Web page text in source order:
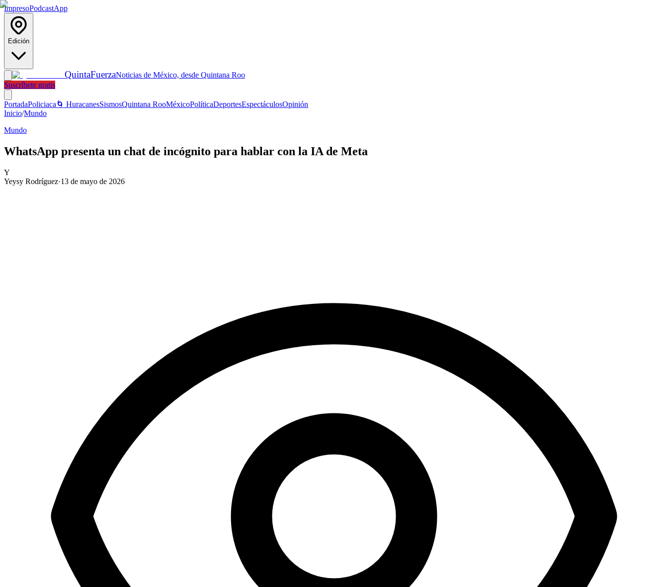
ImpresoPodcastApp
Edición
QuintaFuerzaNoticias de México, desde Quintana Roo
Suscríbete gratis
PortadaPoliciaca 🌀 HuracanesSismosQuintana RooMéxicoPolíticaDeportesEspectáculosOpinión
Inicio/Mundo
Mundo
WhatsApp presenta un chat de incógnito para hablar con la IA de Meta
Y
Yeysy Rodríguez·13 de mayo de 2026